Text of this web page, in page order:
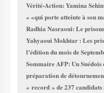
Vérité-Action: Yamina
«qui porte atteinte à son
Radhia Nasraoui: Le
Yahyaoui Mokhtar : Les
l’édition du mois de
SommaireAFP: Un Suédois
préparation de
« record » de 237